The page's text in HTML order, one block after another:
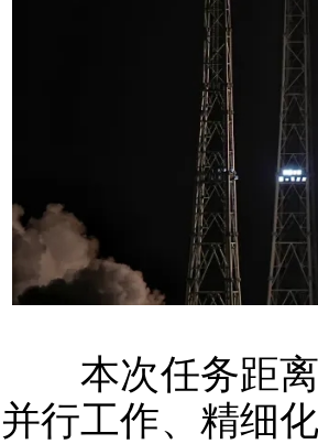
本次任务距离
并行工作、精细